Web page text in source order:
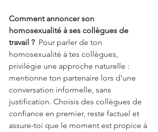
Comment annoncer son
homosexualité à ses collègues de
travail ? Pour parler de ton
homosexualité à tes collègues,
privilégie une approche naturelle :
mentionne ton partenaire lors d'une
conversation informelle, sans
justification. Choisis des collègues de
confiance en premier, reste factuel et
assure-toi que le moment est propice à